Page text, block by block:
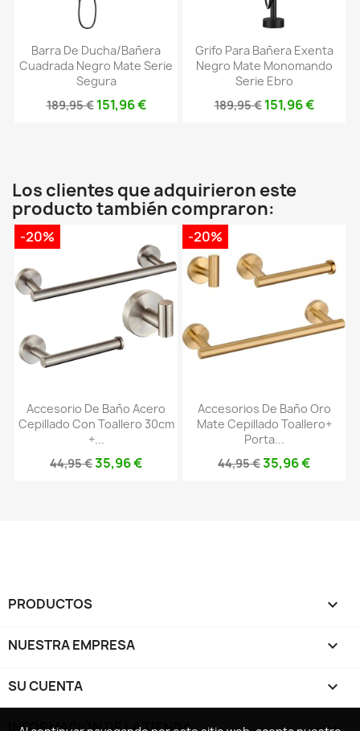
Barra De Ducha/bañera
Cuadrada Negro Mate Serie
Segura
189,95 € 151,96 €
Grifo Para Bañera Exenta
Negro Mate Monomando
Serie Ebro
189,95 € 151,96 €
Los clientes que adquirieron este
producto también compraron:
Accesorio De Baño Acero
Cepillado Con Toallero 30cm
+...
44,95 €35,96 €
-20%
Accesorios De Baño Oro
Mate Cepillado Toallero+
Porta...
44,95 €35,96 €
-20%
PRODUCTOS 
NUESTRA EMPRESA 
SU CUENTA 
INFORMACIÓN DE LA TIENDA